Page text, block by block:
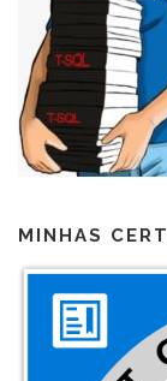
MINHAS